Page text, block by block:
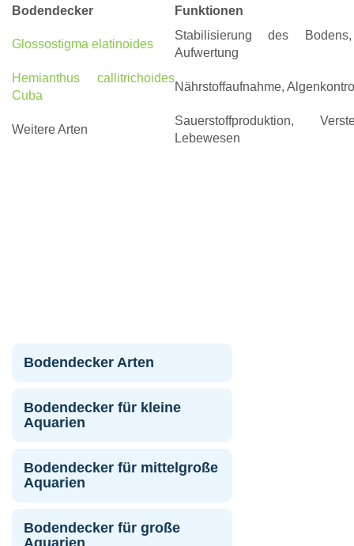
Bodendecker Funktionen
Glossostigma elatinoides
Stabilisierung des
Aufwertung
Hemianthus callitrichoides
Cuba
Nährstoffaufnahme,
Weitere Arten
Sauerstoffproduktion,
Lebewesen
Bodendecker Arten
Bodendecker für kleine
Aquarien
Bodendecker für mittelgroße
Aquarien
Bodendecker für große
Aquarien